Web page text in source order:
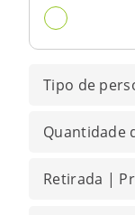
Tipo de
Quantidade
Retirada |